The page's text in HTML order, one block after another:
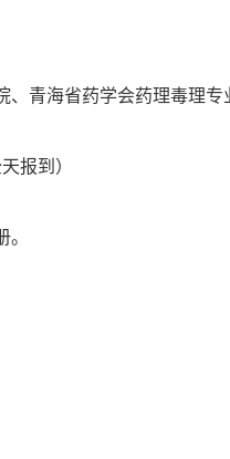
、青海省药学会药理毒理专
报到）